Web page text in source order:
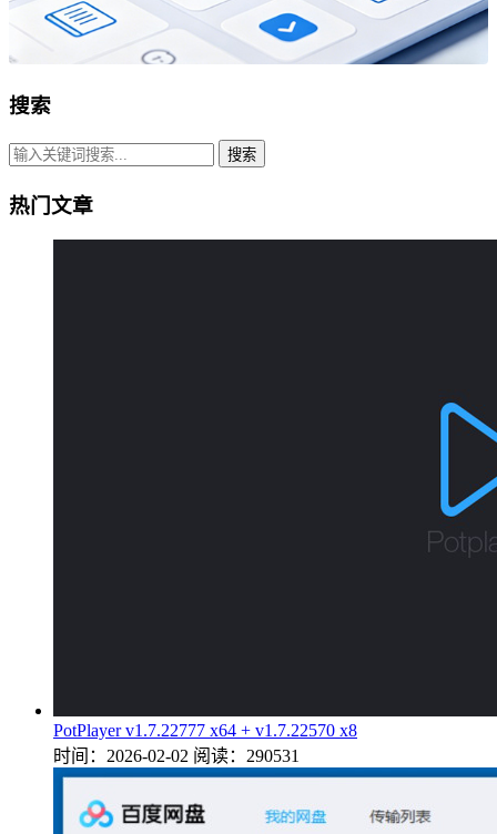
搜索
搜索
热门文章
PotPlayer v1.7.22777 x64 + v1.7.22570 x8
时间：2026-02-02 阅读：290531